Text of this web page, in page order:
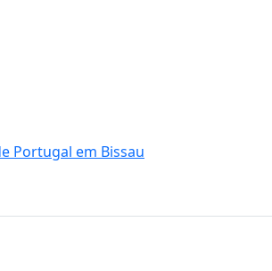
Portugal em Bissau